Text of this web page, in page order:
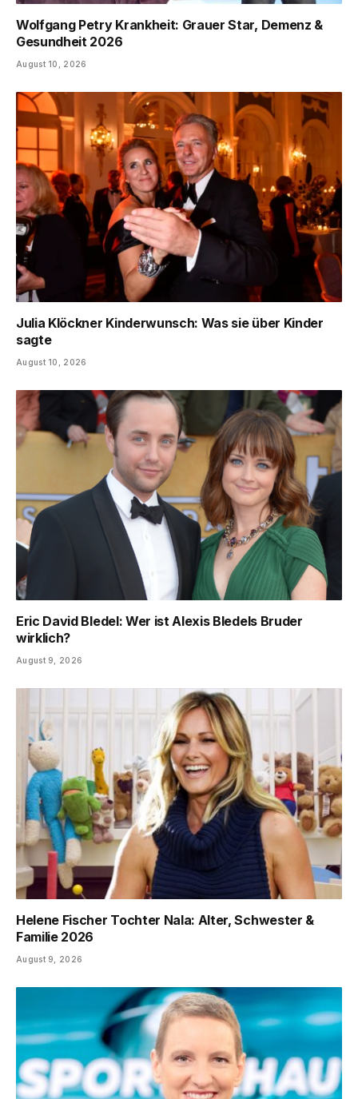
Wolfgang Petry Krankheit: Grauer Star, Demenz &
Gesundheit 2026
August 10, 2026
Julia Klöckner Kinderwunsch: Was sie über Kinder
sagte
August 10, 2026
Eric David Bledel: Wer ist Alexis Bledels Bruder
wirklich?
August 9, 2026
Helene Fischer Tochter Nala: Alter, Schwester &
Familie 2026
August 9, 2026